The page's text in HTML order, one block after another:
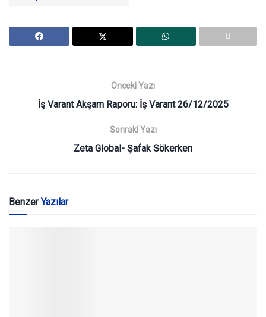
Önceki Yazı
İş Varant Akşam Raporu: İş Varant 26/12/2025
Sonraki Yazı
Zeta Global- Şafak Sökerken
BenzerYazılar